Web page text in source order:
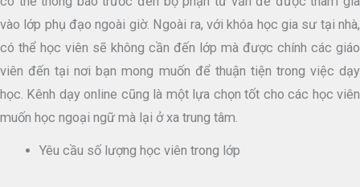
vào lớp phụ đạo ngoài giờ. Ngoài ra, với khóa học gia sư tại nhà,
có thể học viên sẽ không cần đến lớp mà được chính các giáo
viên đến tại nơi bạn mong muốn để thuận tiện trong việc dạy
học. Kênh dạy online cũng là một lựa chọn tốt cho các học viên
muốn học ngoại ngữ mà lại ở xa trung tâm.
Yêu cầu số lượng học viên trong lớp